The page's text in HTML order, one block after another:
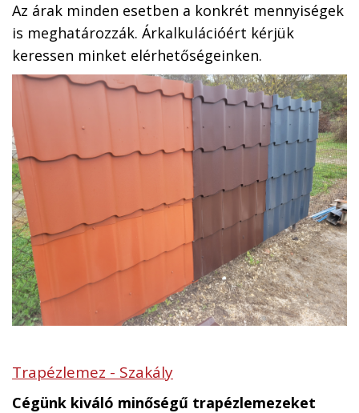
Az árak minden esetben a konkrét mennyiségek
is meghatározzák. Árkalkulációért kérjük
keressen minket elérhetőségeinken.
Trapézlemez - Szakály
Cégünk kiváló minőségű trapézlemezeket